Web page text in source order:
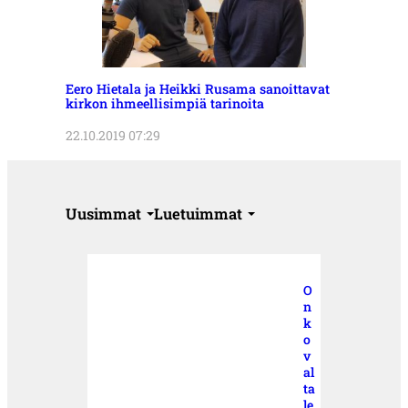
Eero Hietala ja Heikki Rusama sanoittavat
kirkon ihmeellisimpiä tarinoita
22.10.2019 07:29
Uusimmat Luetuimmat
O
n
k
o
v
al
ta